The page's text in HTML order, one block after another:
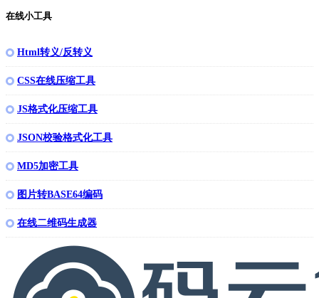
在线小工具
Html转义/反转义
CSS在线压缩工具
JS格式化压缩工具
JSON校验格式化工具
MD5加密工具
图片转BASE64编码
在线二维码生成器